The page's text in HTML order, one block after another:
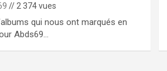
// 2 374 vues
qui nous ont marqués en
Abds69…